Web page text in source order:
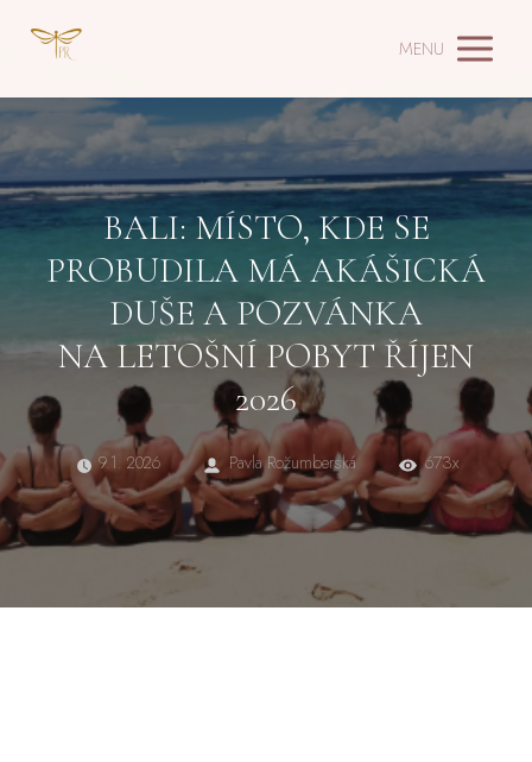
MENU
BALI: MÍSTO, KDE SE
PROBUDILA MÁ AKÁŠICKÁ
DUŠE A POZVÁNKA
NA LETOŠNÍ POBYT ŘÍJEN
2026
9.1. 2026 Pavla Rožumberská 673x